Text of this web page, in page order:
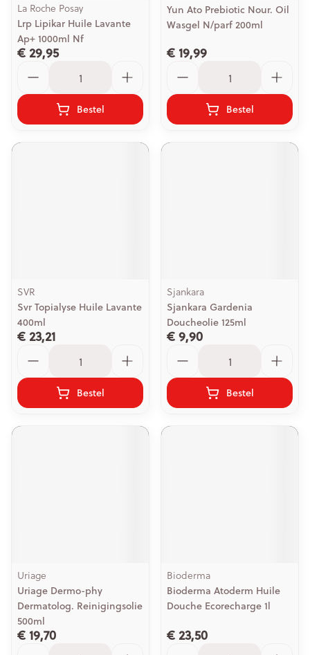
La Roche Posay
Lrp Lipikar Huile Lavante
Ap+ 1000ml Nf
€ 29,95
Bestel
Yun Ato Prebiotic Nour. Oil
Wasgel N/parf 200ml
€ 19,99
Bestel
SVR
Svr Topialyse Huile Lavante
400ml
€ 23,21
Bestel
Sjankara
Sjankara Gardenia
Doucheolie 125ml
€ 9,90
Bestel
Uriage
Uriage Dermo-phy
Dermatolog. Reinigingsolie
500ml
€ 19,70
Bioderma
Bioderma Atoderm Huile
Douche Ecorecharge 1l
€ 23,50